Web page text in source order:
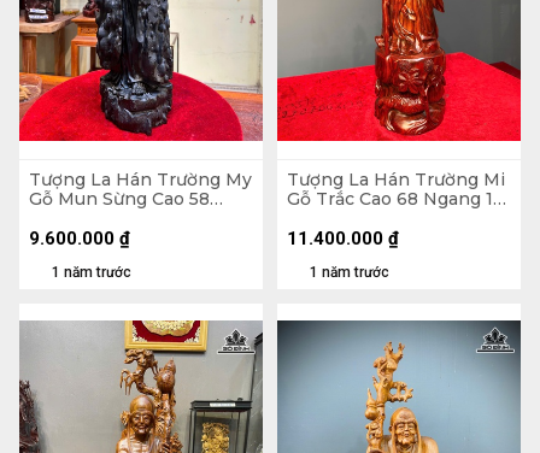
Tượng La Hán Trường My
Gỗ Mun Sừng Cao 58
Gỗ Trắc 9,5 Vuông 22
1 năm trước
9.600.000 ₫
Tượng La Hán Trường Mi
Gỗ Trắc Cao 68 Ngang 16
1 năm trước
11.400.000 ₫